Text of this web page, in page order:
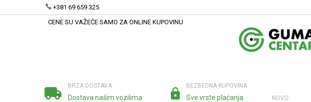
+381 69 659 325
CENE SU VAŽEĆE SAMO ZA ONLINE KUPOVINU
BRZA DOSTAVA
Dostava našim vozilima
BEZBEDNA KUPOVINA
Sve vrste plaćanja NOVO